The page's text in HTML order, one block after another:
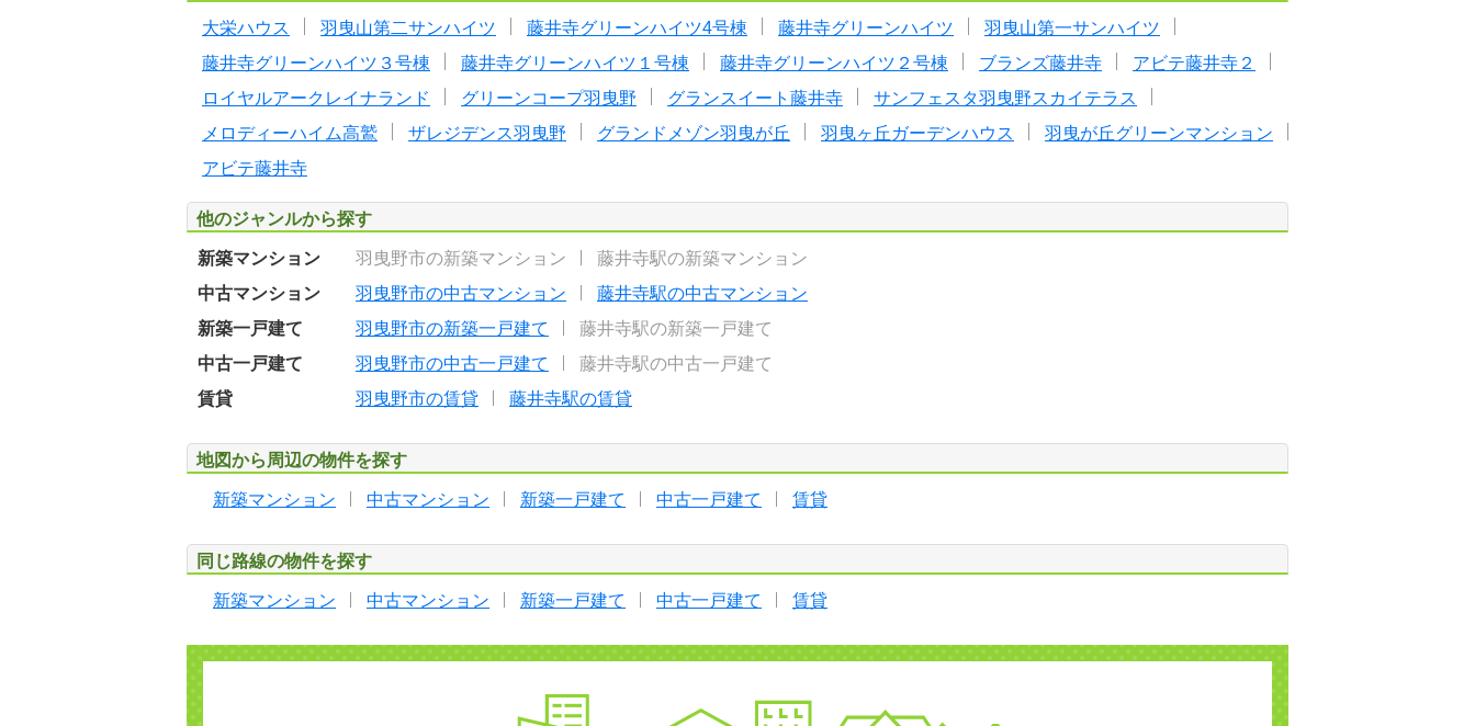
大栄ハウス 羽曳山第二サンハイツ 藤井寺グリーンハイツ4号棟 藤井寺グリーンハイツ
羽曳山第一サンハイツ
藤井寺グリーンハイツ３号棟
藤井寺グリーンハイツ１号棟 藤井寺グリーンハイツ２号棟 ブランズ藤井寺
アビテ藤井寺２
ロイヤルアークレイナランド
グリーンコープ羽曳野 グランスイート藤井寺
サンフェスタ羽曳野スカイテラス
メロディーハイム高鷲
ザレジデンス羽曳野 グランドメゾン羽曳が丘 羽曳ヶ丘ガーデンハウス
羽曳が丘グリーンマンション
アビテ藤井寺
他のジャンルから探す
新築マンション 羽曳野市の新築マンション
藤井寺駅の新築マンション
中古マンション
羽曳野市の中古マンション
藤井寺駅の中古マンション
新築一戸建て
羽曳野市の新築一戸建て
藤井寺駅の新築一戸建て
中古一戸建て
羽曳野市の中古一戸建て
藤井寺駅の中古一戸建て
賃貸
羽曳野市の賃貸 藤井寺駅の賃貸
地図から周辺の物件を探す
新築マンション 中古マンション 新築一戸建て 中古一戸建て 賃貸
同じ路線の物件を探す
新築マンション 中古マンション 新築一戸建て 中古一戸建て 賃貸